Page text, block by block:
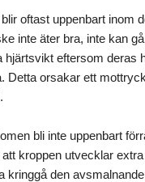
oftast uppenbart inom
inte äter bra, inte kan
eftersom deras
Detta orsakar ett
bli inte uppenbart
kroppen utvecklar
kringgå den